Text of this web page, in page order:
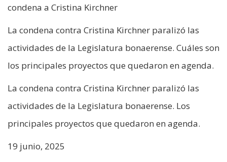
condena a Cristina Kirchner
La condena contra Cristina Kirchner paralizó las
actividades de la Legislatura bonaerense. Cuáles son
los principales proyectos que quedaron en agenda.
La condena contra Cristina Kirchner paralizó las
actividades de la Legislatura bonaerense. Los
principales proyectos que quedaron en agenda.
19 junio, 2025